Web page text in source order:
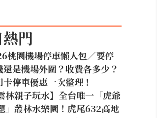
門
桃園機場停車懶人包／要停
還是機場外圍？收費各多少？
卡停車優惠一次整理！
林親子玩水】全台唯一「虎爺
」叢林水樂園！虎尾632高地